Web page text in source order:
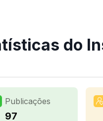
do
Publicações
97